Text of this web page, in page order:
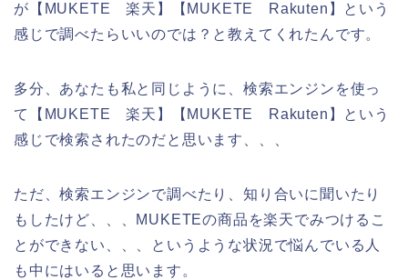
が【MUKETE 楽天】【MUKETE Rakuten】という
感じで調べたらいいのでは？と教えてくれたんです。
多分、あなたも私と同じように、検索エンジンを使っ
て【MUKETE 楽天】【MUKETE Rakuten】という
感じで検索されたのだと思います、、、
ただ、検索エンジンで調べたり、知り合いに聞いたり
もしたけど、、、MUKETEの商品を楽天でみつけるこ
とができない、、、というような状況で悩んでいる人
も中にはいると思います。